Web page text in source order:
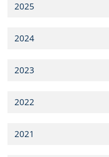
2025
2024
2023
2022
2021